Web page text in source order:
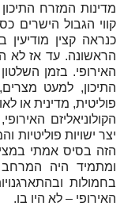
מדינות המזרח
קווי הגבול הישרים
כנראה קצין
הראשונה. עד אז לא
האירופי. בזמן
התיכון, למעט
פוליטית, מדינית או
הקולוניאליזם
יצר ישויות פוליטיות
הזה בסיס אמתי
ומתמיד היה
בחמולות
האירופי – לא היו בו.